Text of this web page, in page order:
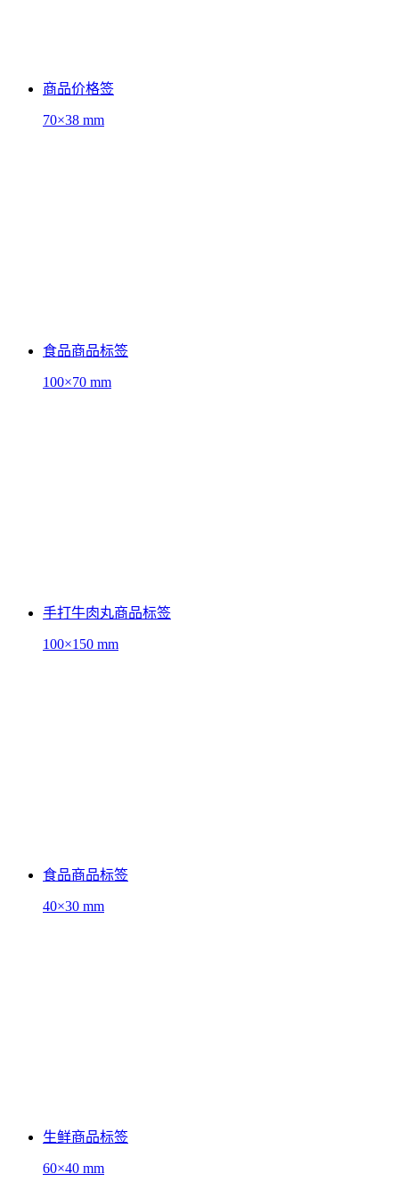
商品价格签
70×38 mm
食品商品标签
100×70 mm
手打牛肉丸商品标签
100×150 mm
食品商品标签
40×30 mm
生鲜商品标签
60×40 mm